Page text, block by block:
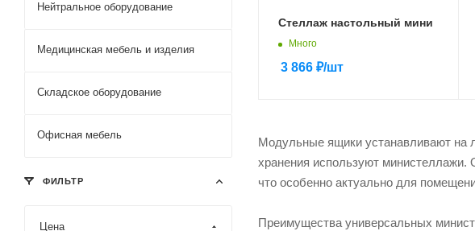
Стеллаж настольный мини
Много
3 866 ₽/шт
Модульные ящики устанавливают на
хранения используют министеллажи.
что особенно актуально для
Преимущества универсальных
Нейтральное оборудование
Медицинская мебель и изделия
Складское оборудование
Офисная мебель
ФИЛЬТР
Цена